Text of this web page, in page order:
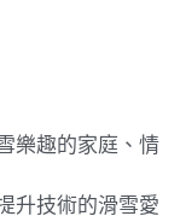
樂趣的家庭、情
升技術的滑雪愛